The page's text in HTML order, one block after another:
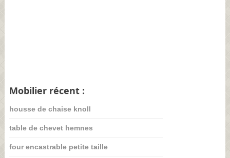
Mobilier récent :
housse de chaise knoll
table de chevet hemnes
four encastrable petite taille